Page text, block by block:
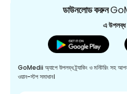
ডাউনলোড করুন
এ উপলব্ধ
GoMedii অ্যাপে উপলব্ধ ট্র্যাকিং ও মনিটরিং সহ
ওয়ান-স্টপ সমাধান।